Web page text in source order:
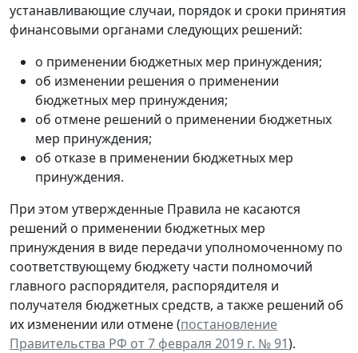
устанавливающие случаи, порядок и сроки принятия
финансовыми органами следующих решений:
о применении бюджетных мер принуждения;
об изменении решения о применении
бюджетных мер принуждения;
об отмене решений о применении бюджетных
мер принуждения;
об отказе в применении бюджетных мер
принуждения.
При этом утвержденные Правила не касаются
решений о применении бюджетных мер
принуждения в виде передачи уполномоченному по
соответствующему бюджету части полномочий
главного распорядителя, распорядителя и
получателя бюджетных средств, а также решений об
их изменении или отмене (постановление
Правительства РФ от 7 февраля 2019 г. № 91).